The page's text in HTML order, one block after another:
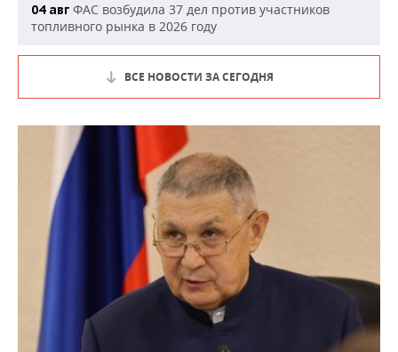
04 авг ФАС возбудила 37 дел против участников
топливного рынка в 2026 году
ВСЕ НОВОСТИ ЗА СЕГОДНЯ